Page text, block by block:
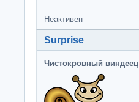
Неактивен
Surprise
Чистокровный виндеец